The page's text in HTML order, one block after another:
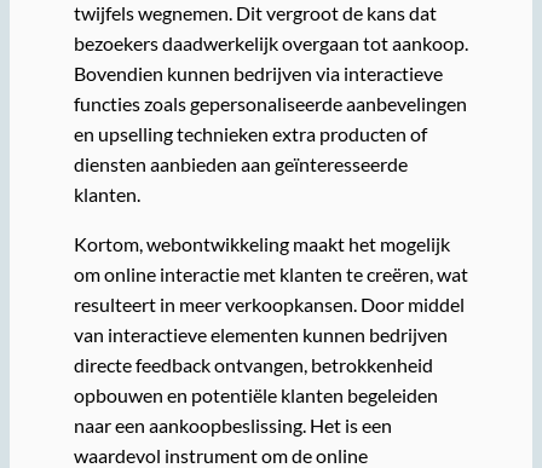
twijfels wegnemen. Dit vergroot de kans dat
bezoekers daadwerkelijk overgaan tot aankoop.
Bovendien kunnen bedrijven via interactieve
functies zoals gepersonaliseerde aanbevelingen
en upselling technieken extra producten of
diensten aanbieden aan geïnteresseerde
klanten.
Kortom, webontwikkeling maakt het mogelijk
om online interactie met klanten te creëren, wat
resulteert in meer verkoopkansen. Door middel
van interactieve elementen kunnen bedrijven
directe feedback ontvangen, betrokkenheid
opbouwen en potentiële klanten begeleiden
naar een aankoopbeslissing. Het is een
waardevol instrument om de online